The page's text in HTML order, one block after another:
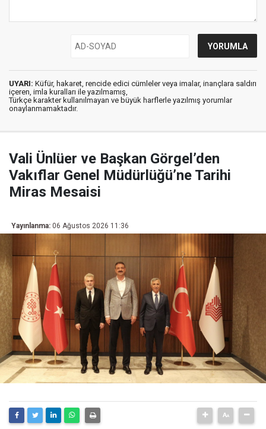
UYARI: Küfür, hakaret, rencide edici cümleler veya imalar, inançlara saldırı
içeren, imla kuralları ile yazılmamış,
Türkçe karakter kullanılmayan ve büyük harflerle yazılmış yorumlar
onaylanmamaktadır.
Vali Ünlüer ve Başkan Görgel’den
Vakıflar Genel Müdürlüğü’ne Tarihi
Miras Mesaisi
Yayınlanma: 06 Ağustos 2026 11:36